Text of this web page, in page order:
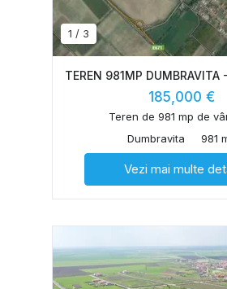
1 / 3
TEREN 981MP DUMBRAVITA
185,000 €
Teren de 981 mp de
Dumbravita
981
Vezi mai multe